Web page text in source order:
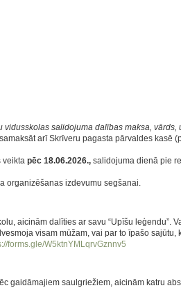
vidusskolas salidojuma dalības maksa, vārds,
arī Skrīveru pagasta pārvaldes kasē
veikta pēc 18.06.2026.,salidojuma dienā pie
organizēšanas izdevumu segšanai.
aicinām dalīties ar savu “Upīšu leģendu”.
visam mūžam, vai par to īpašo sajūtu,
forms.gle/W5ktnYMLqrvGznnv5
gaidāmajiem saulgriežiem, aicinām katru